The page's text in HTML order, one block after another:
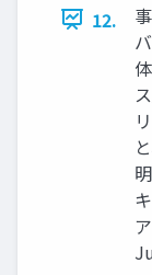
12.